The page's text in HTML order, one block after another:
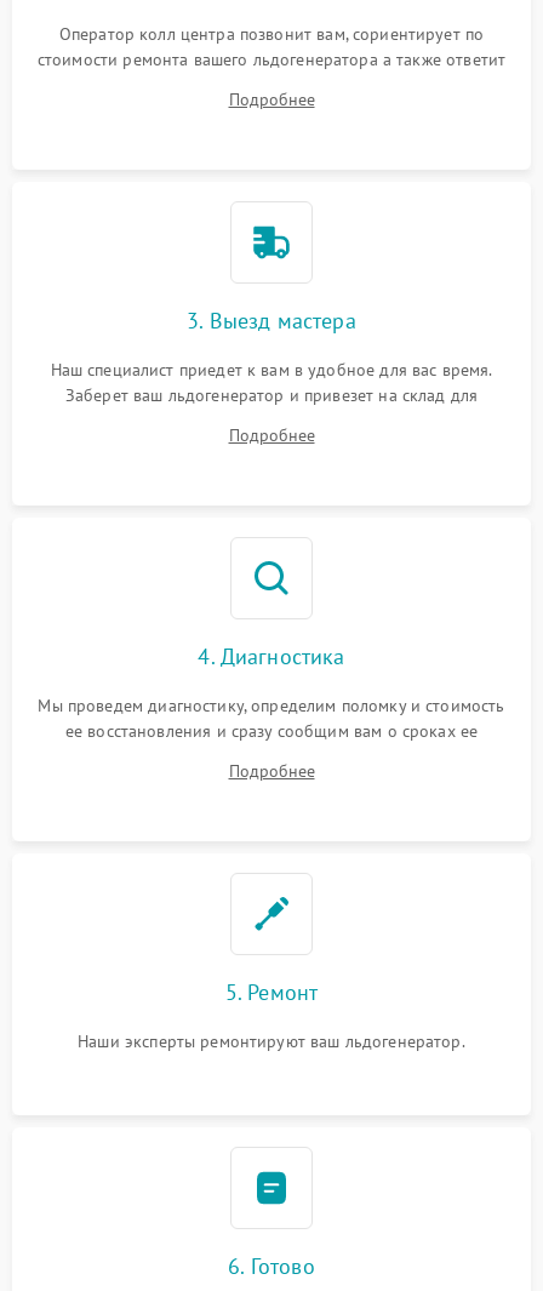
Оператор колл центра позвонит вам, сориентирует по
стоимости ремонта вашего льдогенератора а также ответит
Подробнее
3. Выезд мастера
Наш специалист приедет к вам в удобное для вас время.
Заберет ваш льдогенератор и привезет на склад для
Подробнее
4. Диагностика
Мы проведем диагностику, определим поломку и стоимость
ее восстановления и сразу сообщим вам о сроках ее
Подробнее
5. Ремонт
Наши эксперты ремонтируют ваш льдогенератор.
6. Готово